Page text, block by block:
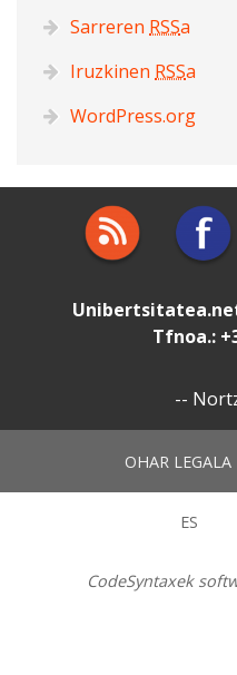
Sarreren RSSa
Iruzkinen RSSa
WordPress.org
Tfnoa.:
--
OHAR LEGALA
ES
CodeSyntaxek